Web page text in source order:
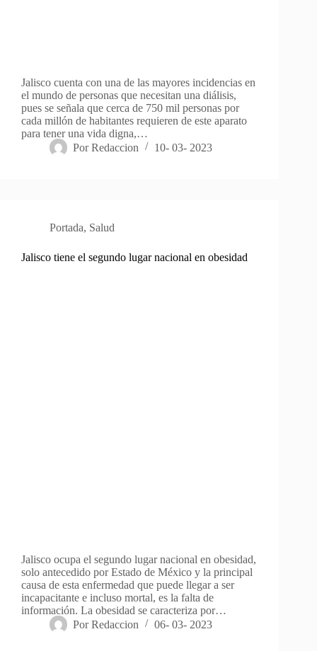
Jalisco cuenta con una de las mayores incidencias en
el mundo de personas que necesitan una diálisis,
pues se señala que cerca de 750 mil personas por
cada millón de habitantes requieren de este aparato
para tener una vida digna,…
Por Redaccion 10- 03- 2023
Portada, Salud
Jalisco tiene el segundo lugar nacional en obesidad
Jalisco ocupa el segundo lugar nacional en obesidad,
solo antecedido por Estado de México y la principal
causa de esta enfermedad que puede llegar a ser
incapacitante e incluso mortal, es la falta de
información. La obesidad se caracteriza por…
Por Redaccion 06- 03- 2023